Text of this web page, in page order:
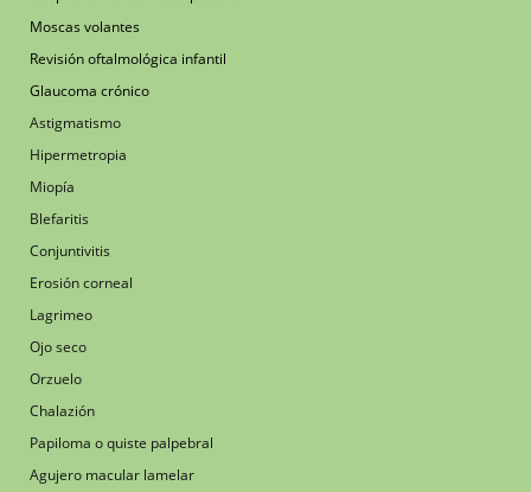
Moscas volantes
Revisión oftalmológica infantil
Glaucoma crónico
Astigmatismo
Hipermetropia
Miopía
Blefaritis
Conjuntivitis
Erosión corneal
Lagrimeo
Ojo seco
Orzuelo
Chalazión
Papiloma o quiste palpebral
Agujero macular lamelar